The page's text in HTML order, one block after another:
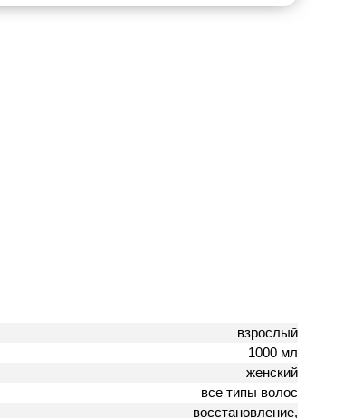
взрослый
1000 мл
женский
все типы волос
восстановление,